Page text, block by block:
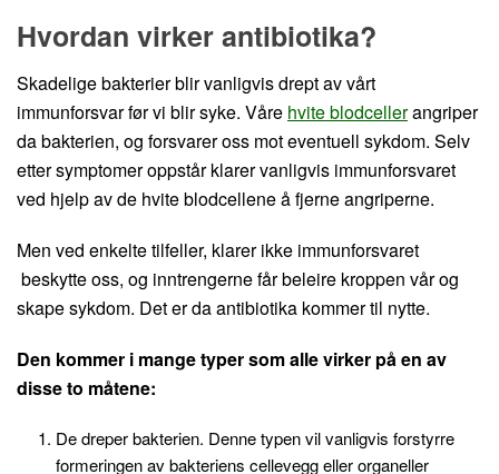
Hvordan virker antibiotika?
Skadelige bakterier blir vanligvis drept av vårt
immunforsvar før vi blir syke. Våre hvite blodcellerangriper
da bakterien, og forsvarer oss mot eventuell sykdom. Selv
etter symptomer oppstår klarer vanligvis immunforsvaret
ved hjelp av de hvite blodcellene å fjerne angriperne.
Men ved enkelte tilfeller, klarer ikke immunforsvaret
beskytte oss, og inntrengerne får beleire kroppen vår og
skape sykdom. Det er da antibiotika kommer til nytte.
Den kommer i mange typer som alle virker på en av
disse to måtene:
De dreper bakterien. Denne typen vil vanligvis forstyrre
formeringen av bakteriens cellevegg eller organeller